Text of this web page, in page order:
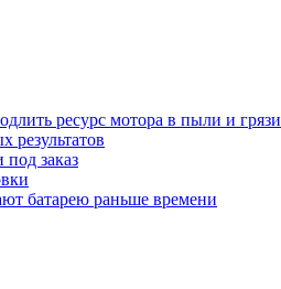
ресурс мотора в пыли и грязи
результатов
заказ
батарею раньше времени